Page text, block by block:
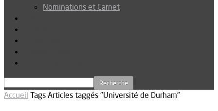
Nominations et Carnet
Accueil Tags Articles taggés "Université de Durham"